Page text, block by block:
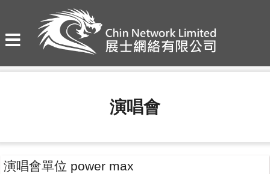
演唱會
演唱會單位 power max